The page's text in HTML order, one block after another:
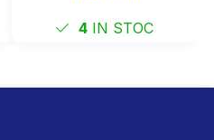
4 IN STOC